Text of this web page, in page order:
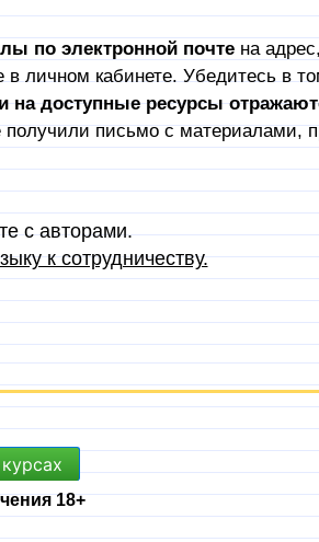
по электронной почтена
личном кабинете. Убедитесь в
на доступные ресурсы
письмо с материалами,
с авторами.
к сотрудничеству.
18+